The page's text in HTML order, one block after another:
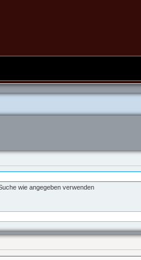
wie angegeben verwenden